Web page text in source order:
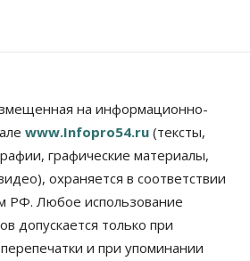
человека
80 лет в Новосибирской
повышенные пенсии
на информационно-
www.Infopro54.ru (тексты,
графические материалы,
охраняется в соответствии
РФ. Любое использование
допускается только при
и при упоминании